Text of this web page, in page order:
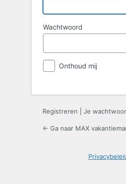
Wachtwoord
Onthoud mij
Registreren Je
← Ga naar MAX